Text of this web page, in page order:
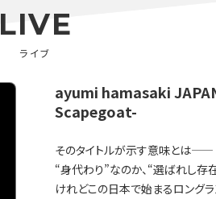
LIVE
ライブ
ayumi hamasaki
Scapegoat-
そのタイトルが示す意味とは——
“身代わり”なのか、“選ばれし存
けれどこの日本で始まるロング